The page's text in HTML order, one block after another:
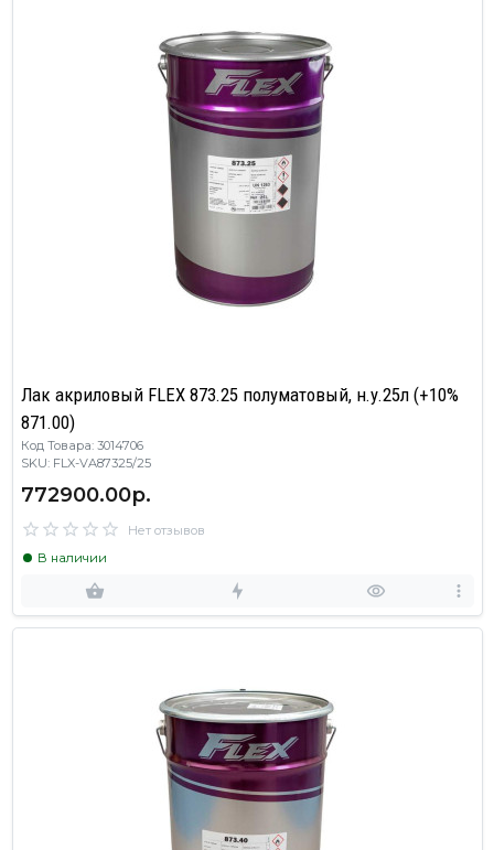
Лак акриловый FLEX 873.25 полуматовый, н.у.25л (+10%
871.00)
Код Товара: 3014706
SKU: FLX-VA87325/25
772900.00р.
Нет отзывов
В наличии